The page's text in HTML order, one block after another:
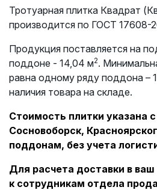
Тротуарная плитка Квадрат
производится по ГОСТ 17608-
Продукция поставляется на
поддоне - 14,04 м2.
равна одному ряду поддона –
наличия товара на складе.
Стоимость плитки указана
Сосновоборск,
поддонам, без учета
Для расчета доставки в ваш
к сотрудникам отдела